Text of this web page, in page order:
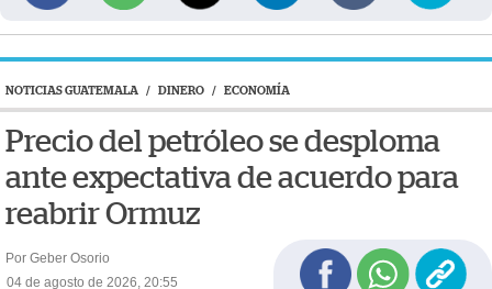
NOTICIAS GUATEMALA / DINERO / ECONOMÍA
Precio del petróleo se desploma
ante expectativa de acuerdo para
reabrir Ormuz
Por Geber Osorio
04 de agosto de 2026, 20:55